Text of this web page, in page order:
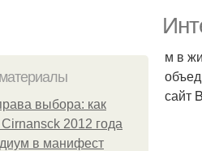
выбора: как
2012 года
в манифест
м в
сайт